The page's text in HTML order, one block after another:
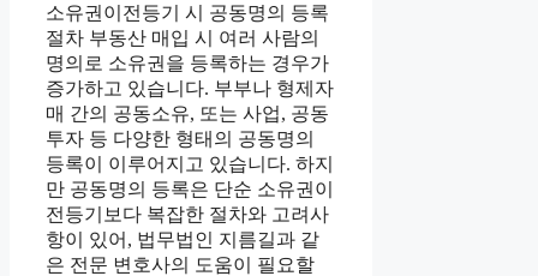
소유권이전등기 시 공동명의 등록
절차 부동산 매입 시 여러 사람의
명의로 소유권을 등록하는 경우가
증가하고 있습니다. 부부나 형제자
매 간의 공동소유, 또는 사업, 공동
투자 등 다양한 형태의 공동명의
등록이 이루어지고 있습니다. 하지
만 공동명의 등록은 단순 소유권이
전등기보다 복잡한 절차와 고려사
항이 있어, 법무법인 지름길과 같
은 전문 변호사의 도움이 필요할